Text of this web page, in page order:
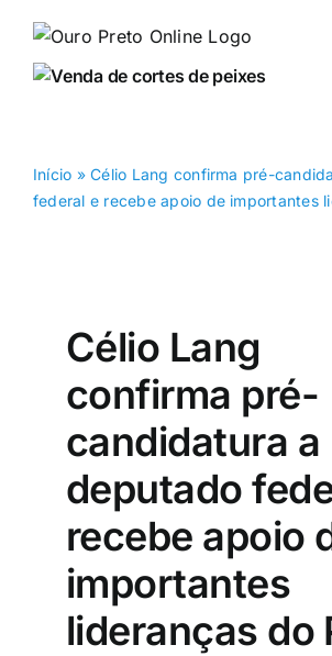
para
Início »Célio Lang confirma pré-
federal e recebe apoio de importantes
Célio Lang
confirma pré-
candidatura a
deputado
recebe apoio
importantes
lideranças do